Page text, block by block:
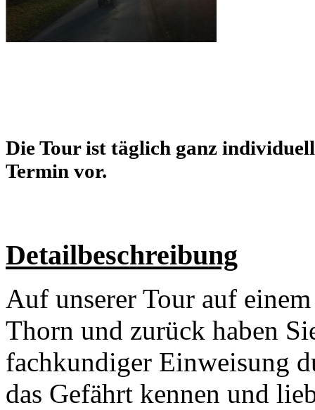
Die Tour ist täglich ganz
Termin vor.
Detailbeschreibung
Auf unserer Tour auf
Thorn und zurück haben
fachkundiger Einweisung
das Gefährt kennen und